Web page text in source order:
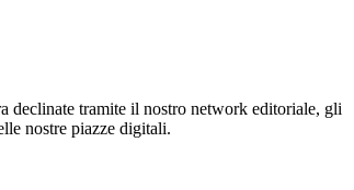
declinate tramite il nostro network editoriale, gli
nostre piazze digitali.